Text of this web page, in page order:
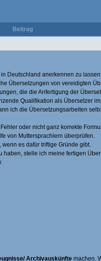
Beitrag
Deutschland anerkennen zu
Übersetzungen von vereidigten
die die Anfertigung der
Qualifikation als Übersetzer
ich die Übersetzungsarbeiten
oder nicht ganz korrekte
von Muttersprachlern überprüfen.
es dafür triftige Gründe gibt.
stelle ich meine fertigen
Archivauskünfte machen.